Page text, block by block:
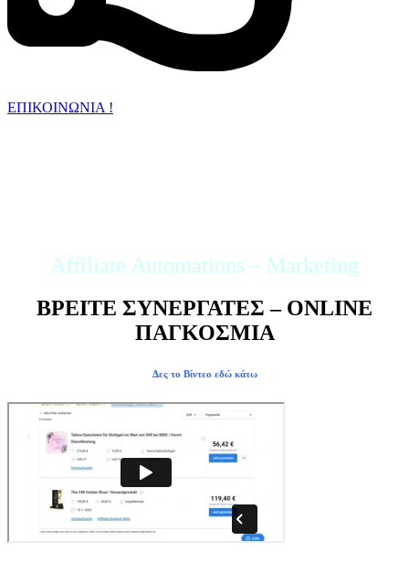
ΕΠΙΚΟΙΝΩΝΙΑ !
Affiliate Automations – Marketing
ΒΡΕΙΤΕ ΣΥΝΕΡΓΑΤΕΣ – ONLINE
ΠΑΓΚΟΣΜΙΑ
Δες το Βίντεο εδώ κάτω